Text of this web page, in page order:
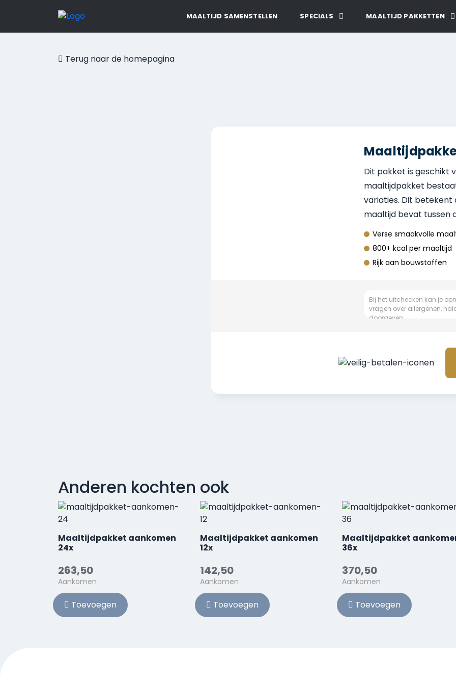
MAALTIJD SAMENSTELLEN SPECIALS MAALTIJD PAKKETTEN
Terug naar de homepagina
Dit pakket is geschikt
maaltijdpakket
variaties. Dit betekent
maaltijd bevat tussen
Verse smaakvolle
800+ kcal per maaltijd
Rijk aan bouwstoffen
Anderen kochten ook
Maaltijdpakket aankomen
24x
263,50
Aankomen
Toevoegen
Maaltijdpakket aankomen
12x
142,50
Aankomen
Toevoegen
Maaltijdpakket
36x
370,50
Aankomen
Toevoegen